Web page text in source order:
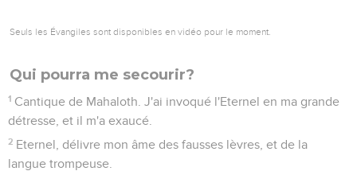
Seuls les Évangiles sont disponibles en vidéo pour le moment.
Qui pourra me secourir?
1 Cantique de Mahaloth. J'ai invoqué l'Eternel en ma grande
détresse, et il m'a exaucé.
2 Eternel, délivre mon âme des fausses lèvres, et de la
langue trompeuse.